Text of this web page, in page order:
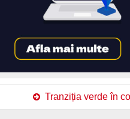
Tranziția verde în